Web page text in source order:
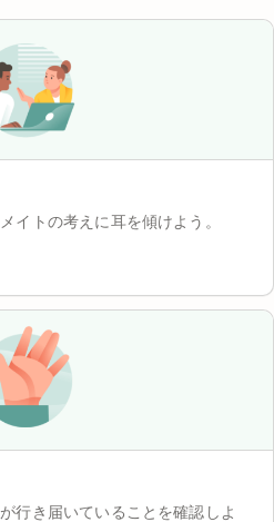
イトの考えに耳を傾けよう。
行き届いていることを確認しよ